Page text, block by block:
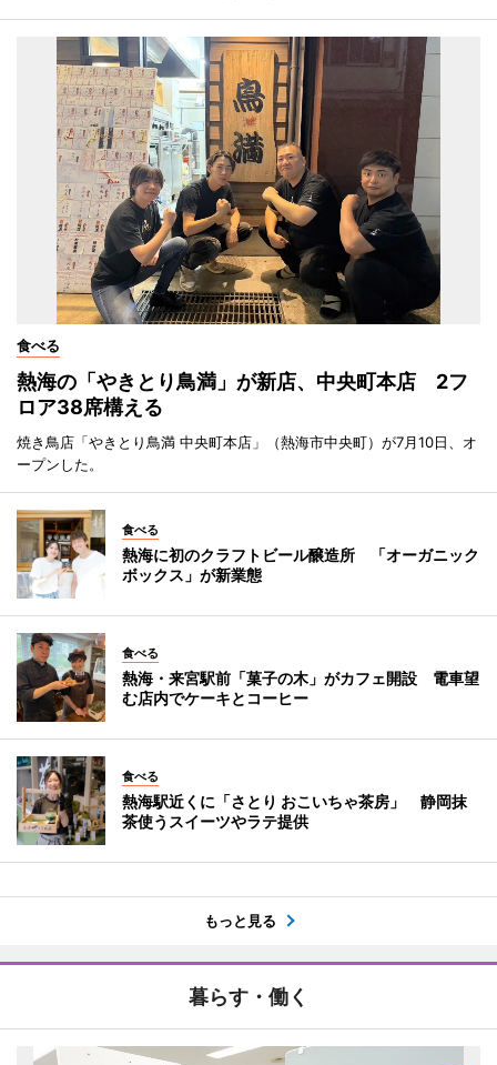
食べる
熱海の「やきとり鳥満」が新店、中央町本店 2フ
ロア38席構える
焼き鳥店「やきとり鳥満 中央町本店」（熱海市中央町）が7月10日、オ
ープンした。
食べる
熱海に初のクラフトビール醸造所 「オーガニック
ボックス」が新業態
食べる
熱海・来宮駅前「菓子の木」がカフェ開設 電車望
む店内でケーキとコーヒー
食べる
熱海駅近くに「さとり おこいちゃ茶房」 静岡抹
茶使うスイーツやラテ提供
もっと見る
暮らす・働く